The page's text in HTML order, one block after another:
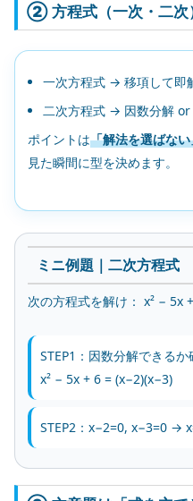
② 方程式（一次・二次
一次方程式 → 移項して即
二次方程式 → 因数分解 or
ポイントは「解法を選ばな
見た瞬間に型を決めます。
ミニ例題｜二次方程式
次の方程式を解け： x² − 5x
STEP1：因数分解できるか
x² − 5x + 6 = (x−2)(x−3)
STEP2：x−2=0, x−3=0 →